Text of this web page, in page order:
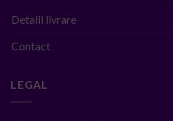
Detalii livrare
Contact
LEGAL